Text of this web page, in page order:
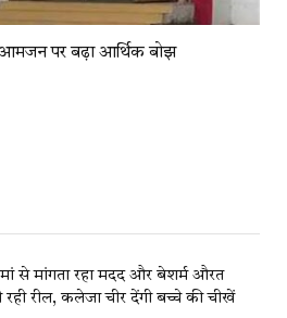
आमजन पर बढ़ा आर्थिक बोझ
मां से मांगता रहा मदद और बेशर्म औरत
रही रील, कलेजा चीर देंगी बच्चे की चीखें